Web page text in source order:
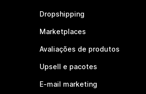
Dropshipping
Marketplaces
Avaliações de produtos
Upsell e pacotes
E-mail marketing